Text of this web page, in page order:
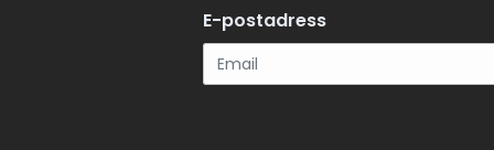
E-postadress